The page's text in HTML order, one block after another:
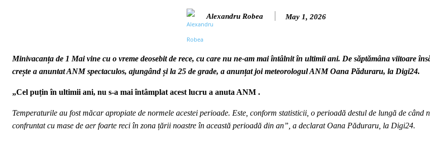
Alexandru Robea May 1, 2026
Minivacanța de 1 Mai vine cu o vreme deosebit de rece, cu care nu ne-am mai întâlnit în ultimii ani. De săptămâna viitoare
crește a anuntat ANM spectaculos, ajungând și la 25 de grade, a anunțat joi meteorologul ANM Oana Păduraru, la Digi24.
„Cel puțin în ultimii ani, nu s-a mai întâmplat acest lucru a anuta ANM .
Temperaturile au fost măcar apropiate de normele acestei perioade. Este, conform statisticii, o perioadă destul de lungă de când
confruntat cu mase de aer foarte reci în zona țării noastre în această perioadă din an”, a declarat Oana Păduraru, la Digi24.